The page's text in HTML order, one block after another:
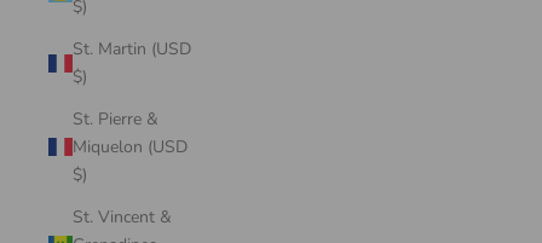
$)
St. Martin (USD
$)
St. Pierre &
Miquelon (USD
$)
St. Vincent &